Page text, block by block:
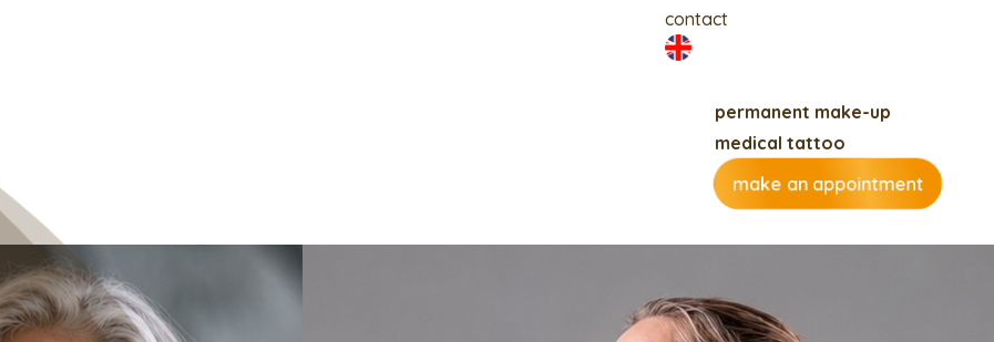
contact
permanent make-up
medical tattoo
make an appointment